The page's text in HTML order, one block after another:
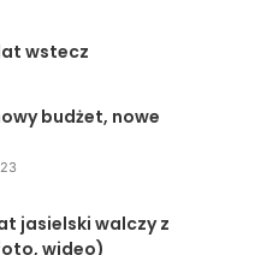
wstecz
budżet, nowe
jasielski walczy z
wideo)